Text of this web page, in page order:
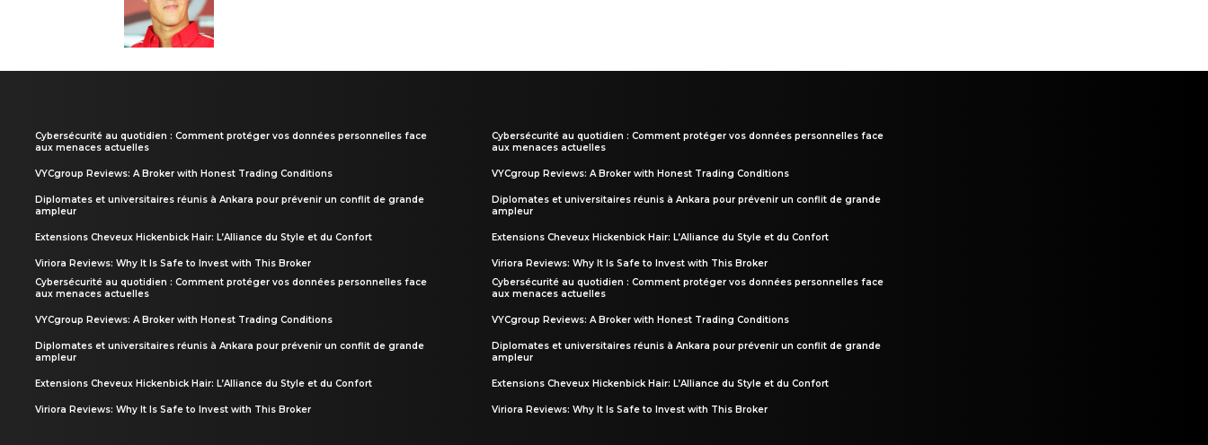
Cybersécurité au quotidien : Comment protéger vos données personnelles face
aux menaces actuelles
VYCgroup Reviews: A Broker with Honest Trading Conditions
Diplomates et universitaires réunis à Ankara pour prévenir un conflit de grande
ampleur
Extensions Cheveux Hickenbick Hair: L’Alliance du Style et du Confort
Viriora Reviews: Why It Is Safe to Invest with This Broker
Cybersécurité au quotidien : Comment protéger vos données personnelles face
aux menaces actuelles
VYCgroup Reviews: A Broker with Honest Trading Conditions
Diplomates et universitaires réunis à Ankara pour prévenir un conflit de grande
ampleur
Extensions Cheveux Hickenbick Hair: L’Alliance du Style et du Confort
Viriora Reviews: Why It Is Safe to Invest with This Broker
Cybersécurité au quotidien : Comment protéger vos données personnelles face
aux menaces actuelles
VYCgroup Reviews: A Broker with Honest Trading Conditions
Diplomates et universitaires réunis à Ankara pour prévenir un conflit de grande
ampleur
Extensions Cheveux Hickenbick Hair: L’Alliance du Style et du Confort
Viriora Reviews: Why It Is Safe to Invest with This Broker
Cybersécurité au quotidien : Comment protéger vos données personnelles face
aux menaces actuelles
VYCgroup Reviews: A Broker with Honest Trading Conditions
Diplomates et universitaires réunis à Ankara pour prévenir un conflit de grande
ampleur
Extensions Cheveux Hickenbick Hair: L’Alliance du Style et du Confort
Viriora Reviews: Why It Is Safe to Invest with This Broker